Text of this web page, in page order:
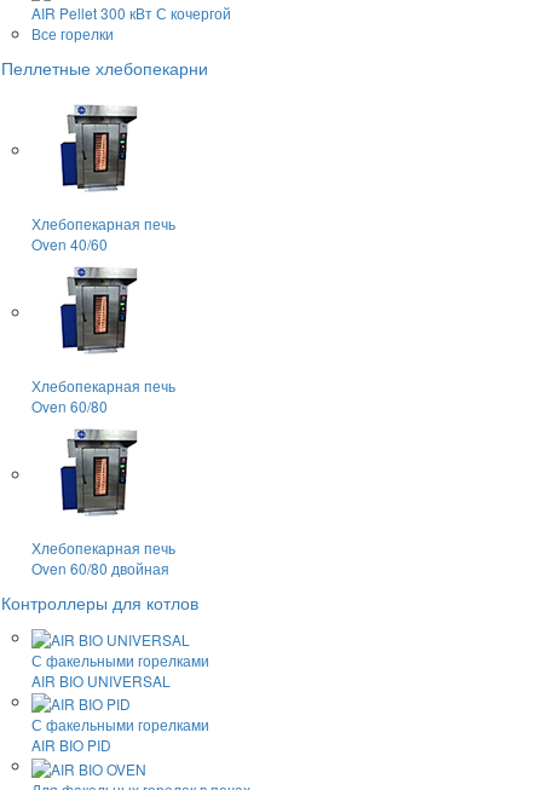
AIR Pellet 300 кВтС кочергой
Все горелки
Пеллетные хлебопекарни
Хлебопекарная печь
Oven 40/60
Хлебопекарная печь
Oven 60/80
Хлебопекарная печь
Oven 60/80 двойная
Контроллеры для котлов
С факельными горелками
AIR BIO UNIVERSAL
С факельными горелками
AIR BIO PID